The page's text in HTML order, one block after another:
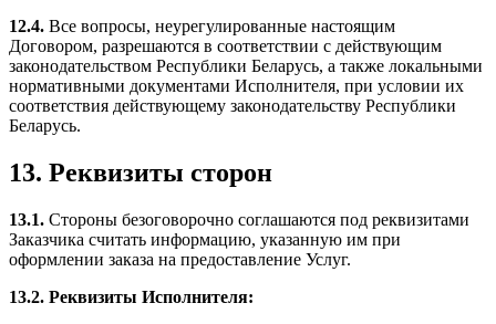
12.4. Все вопросы, неурегулированные настоящим
Договором, разрешаются в соответствии с действующим
законодательством Республики Беларусь, а также локальными
нормативными документами Исполнителя, при условии их
соответствия действующему законодательству Республики
Беларусь.
13. Реквизиты сторон
13.1. Стороны безоговорочно соглашаются под реквизитами
Заказчика считать информацию, указанную им при
оформлении заказа на предоставление Услуг.
13.2. Реквизиты Исполнителя: